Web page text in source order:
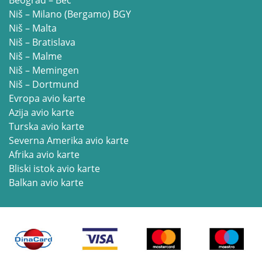
Niš – Milano (Bergamo) BGY
Niš – Malta
Niš – Bratislava
Niš – Malme
Niš – Memingen
Niš – Dortmund
Evropa avio karte
Azija avio karte
Turska avio karte
Severna Amerika avio karte
Afrika avio karte
Bliski istok avio karte
Balkan avio karte